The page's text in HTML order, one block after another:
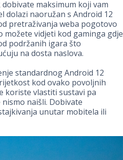
maksimum koji vam
dolazi naoružan s Android 12
pretraživanja weba pogotovo
vidjeti kod gaminga gdje
podržanih igara što
na dosta naslova.
standardnog Android 12
kod ovako povoljnih
koriste vlastiti sustavi pa
naišli. Dobivate
unutar mobitela ili